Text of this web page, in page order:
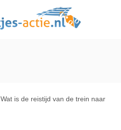
Wat is de reistijd van de trein naar